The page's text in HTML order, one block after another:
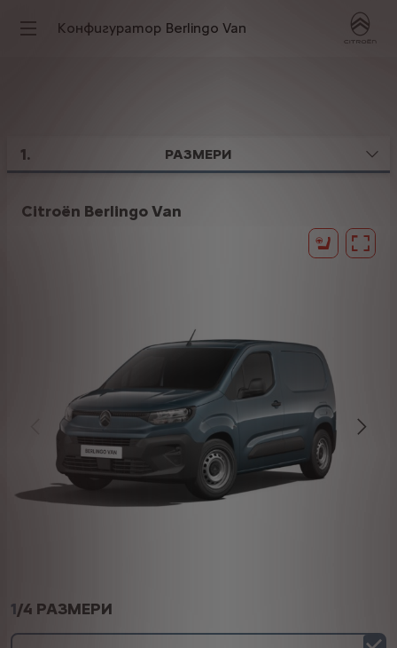
Конфигуратор Berlingo Van
1. РАЗМЕРИ
Citroën Berlingo Van
1/4 РАЗМЕРИ